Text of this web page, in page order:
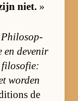
niet. »
Phi­lo­so­p­
en de­venir
fi­lo­so­fie:
wor­den
de